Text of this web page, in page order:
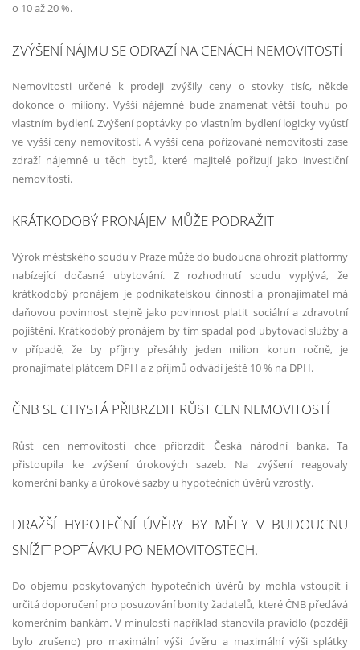
o 10 až 20 %.
ZVÝŠENÍ NÁJMU SE ODRAZÍ NA CENÁCH NEMOVITOSTÍ
Nemovitosti určené k prodeji zvýšily ceny o stovky tisíc, někde
dokonce o miliony. Vyšší nájemné bude znamenat větší touhu po
vlastním bydlení. Zvýšení poptávky po vlastním bydlení logicky vyústí
ve vyšší ceny nemovitostí. A vyšší cena pořizované nemovitosti zase
zdraží nájemné u těch bytů, které majitelé pořizují jako investiční
nemovitosti.
KRÁTKODOBÝ PRONÁJEM MŮŽE PODRAŽIT
Výrok městského soudu v Praze může do budoucna ohrozit platformy
nabízející dočasné ubytování. Z rozhodnutí soudu vyplývá, že
krátkodobý pronájem je podnikatelskou činností a pronajímatel má
daňovou povinnost stejně jako povinnost platit sociální a zdravotní
pojištění. Krátkodobý pronájem by tím spadal pod ubytovací služby a
v případě, že by příjmy přesáhly jeden milion korun ročně, je
pronajímatel plátcem DPH a z příjmů odvádí ještě 10 % na DPH.
ČNB SE CHYSTÁ PŘIBRZDIT RŮST CEN NEMOVITOSTÍ
Růst cen nemovitostí chce přibrzdit Česká národní banka. Ta
přistoupila ke zvýšení úrokových sazeb. Na zvýšení reagovaly
komerční banky a úrokové sazby u hypotečních úvěrů vzrostly.
DRAŽŠÍ HYPOTEČNÍ ÚVĚRY BY MĚLY V BUDOUCNU
SNÍŽIT POPTÁVKU PO NEMOVITOSTECH.
Do objemu poskytovaných hypotečních úvěrů by mohla vstoupit i
určitá doporučení pro posuzování bonity žadatelů, které ČNB předává
komerčním bankám. V minulosti například stanovila pravidlo (později
bylo zrušeno) pro maximální výši úvěru a maximální výši splátky